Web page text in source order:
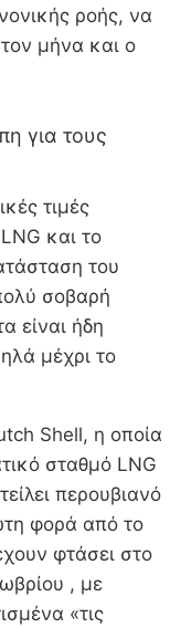
ροής, να
μήνα και ο
για τους
τιμές
και το
του
σοβαρή
είναι ήδη
μέχρι το
Shell, η οποία
σταθμό LNG
περουβιανό
φορά από το
φτάσει στο
, με
«τις